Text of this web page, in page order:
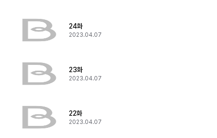
24화
2023.04.07
23화
2023.04.07
22화
2023.04.07